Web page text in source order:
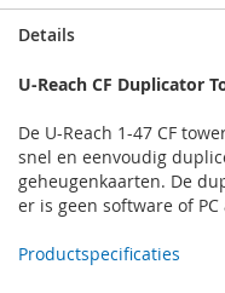
Details
U-Reach CF Duplicator
De U-Reach 1-47 CF
snel en eenvoudig
geheugenkaarten. De
er is geen software of
Productspecificaties